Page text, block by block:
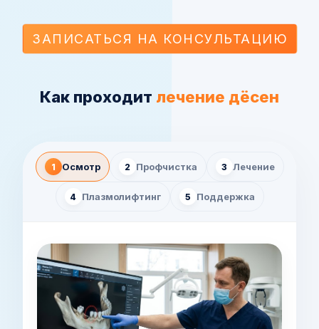
ЗАПИСАТЬСЯ НА КОНСУЛЬТАЦИЮ
Как проходит лечение дёсен
1 Осмотр 2 Профчистка 3 Лечение
4 Плазмолифтинг 5 Поддержка